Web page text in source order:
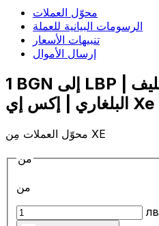
محوّل العملات
الرسومات البيانية للعملة
تنبيهات الأسعار
إرسال الأموال
1 BGN إلى LBP | حوِّل - إلى عملات الليف
البلغاري | إكس إي Xe
محوّل العملات مِن XE
من
من
лв